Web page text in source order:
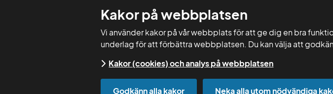
Kakor på webbplatsen
Vi använder kakor på vår webbplats för att ge dig en bra
underlag för att förbättra webbplatsen. Du kan välja att
Kakor (cookies) och analys på webbplatsen
Godkänn alla kakor Neka alla utom nödvändiga